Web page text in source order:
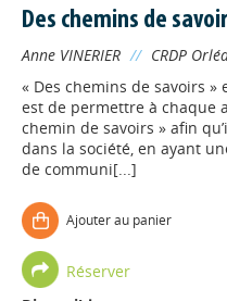
Des chemins de
Anne VINERIER // CRDP
« Des chemins de savoirs
est de permettre à chaque
chemin de savoirs » afin
dans la société, en ayant
de communi[...]
Ajouter au panier
Réserver